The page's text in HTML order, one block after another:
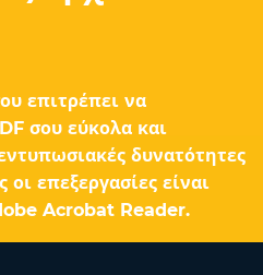
επιτρέπει να
σου εύκολα και
δυνατότητες
επεξεργασίες είναι
Acrobat Reader.